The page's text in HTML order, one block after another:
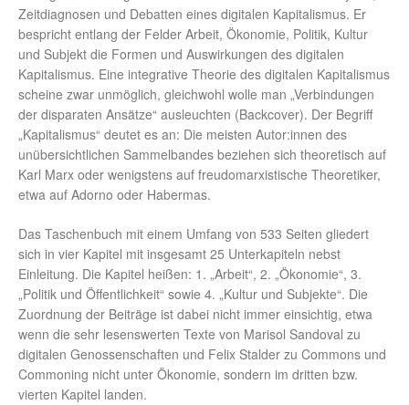
Zeitdiagnosen und Debatten eines digitalen Kapitalismus. Er
bespricht entlang der Felder Arbeit, Ökonomie, Politik, Kultur
und Subjekt die Formen und Auswirkungen des digitalen
Kapitalismus. Eine integrative Theorie des digitalen Kapitalismus
scheine zwar unmöglich, gleichwohl wolle man „Verbindungen
der disparaten Ansätze“ ausleuchten (Backcover). Der Begriff
„Kapitalismus“ deutet es an: Die meisten Autor:innen des
unübersichtlichen Sammelbandes beziehen sich theoretisch auf
Karl Marx oder wenigstens auf freudomarxistische Theoretiker,
etwa auf Adorno oder Habermas.
Das Taschenbuch mit einem Umfang von 533 Seiten gliedert
sich in vier Kapitel mit insgesamt 25 Unterkapiteln nebst
Einleitung. Die Kapitel heißen: 1. „Arbeit“, 2. „Ökonomie“, 3.
„Politik und Öffentlichkeit“ sowie 4. „Kultur und Subjekte“. Die
Zuordnung der Beiträge ist dabei nicht immer einsichtig, etwa
wenn die sehr lesenswerten Texte von Marisol Sandoval zu
digitalen Genossenschaften und Felix Stalder zu Commons und
Commoning nicht unter Ökonomie, sondern im dritten bzw.
vierten Kapitel landen.